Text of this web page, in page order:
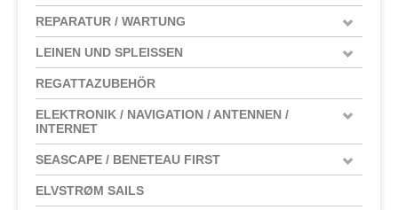
REPARATUR / WARTUNG
LEINEN UND SPLEISSEN
REGATTAZUBEHÖR
ELEKTRONIK / NAVIGATION / ANTENNEN /
INTERNET
SEASCAPE / BENETEAU FIRST
ELVSTRØM SAILS